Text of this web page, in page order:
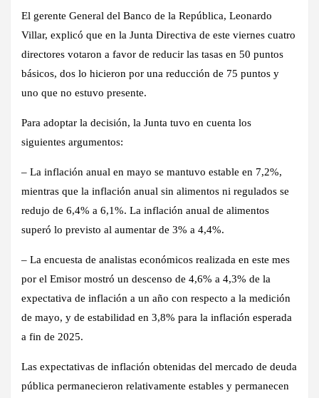
​El gerente General del Banco de la República, Leonardo
Villar, explicó que en la Junta Directiva de este viernes cuatro
directores votaron a favor de reducir las tasas en 50 puntos
básicos, dos lo hicieron por una reducción de 75 puntos y
uno que no estuvo presente.
Para adoptar la decisión, la Junta tuvo en cuenta los
siguientes argumentos:
– La inflación anual en mayo se mantuvo estable en 7,2%,
mientras que la inflación anual sin alimentos ni regulados se
redujo de 6,4% a 6,1%. La inflación anual de alimentos
superó lo previsto al aumentar de 3% a 4,4%.
– La encuesta de analistas económicos realizada en este mes
por el Emisor mostró un descenso de 4,6% a 4,3% de la
expectativa de inflación a un año con respecto a la medición
de mayo, y de estabilidad en 3,8% para la inflación esperada
a fin de 2025.
Las expectativas de inflación obtenidas del mercado de deuda
pública permanecieron relativamente estables y permanecen